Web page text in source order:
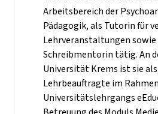
Arbeitsbereich der
Pädagogik, als Tutorin für
Lehrveranstaltungen sowie
Schreibmentorin tätig. An
Universität Krems ist sie
Lehrbeauftragte im
Universitätslehrgangs